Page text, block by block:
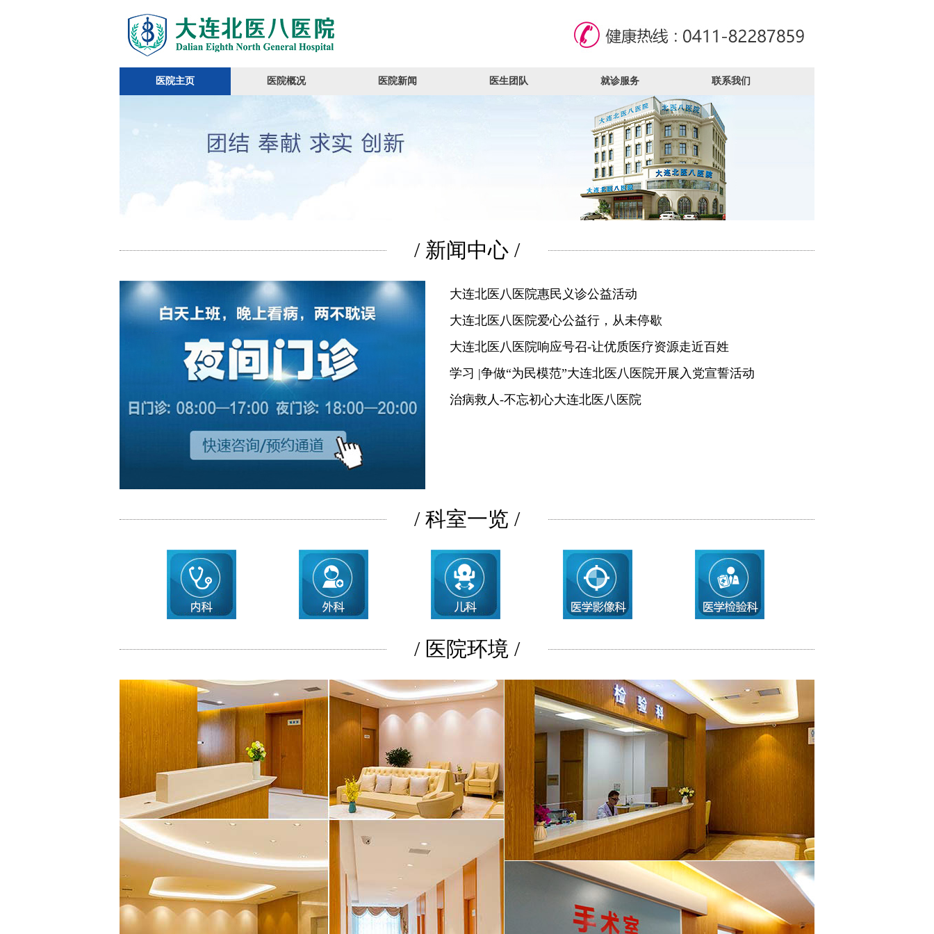
医院主页 医院概况 医院新闻 医生团队 就诊服务 联系我们
/ 新闻中心 /
大连北医八医院惠民义诊公益活动
大连北医八医院爱心公益行，从未停歇
大连北医八医院响应号召-让优质医疗资源走近百姓
学习 |争做“为民模范”大连北医八医院开展入党宣誓活动
治病救人-不忘初心大连北医八医院
/ 科室一览 /
/ 医院环境 /